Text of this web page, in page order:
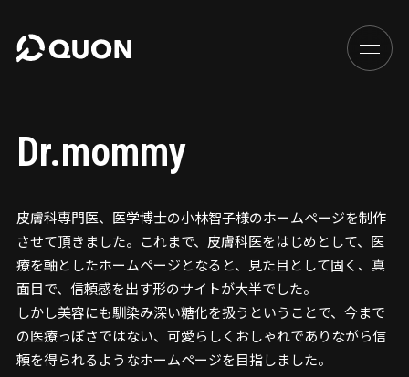
Dr.mommy
皮膚科専門医、医学博士の小林智子様のホームページを制作
させて頂きました。これまで、皮膚科医をはじめとして、医
療を軸としたホームページとなると、見た目として固く、真
面目で、信頼感を出す形のサイトが大半でした。
しかし美容にも馴染み深い糖化を扱うということで、今まで
の医療っぽさではない、可愛らしくおしゃれでありながら信
頼を得られるようなホームページを目指しました。